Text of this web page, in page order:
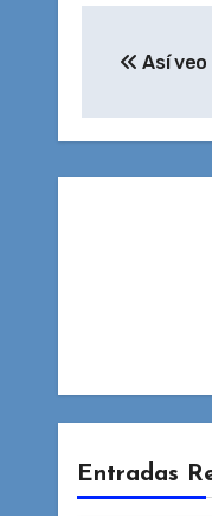
de
Así veo
Entradas